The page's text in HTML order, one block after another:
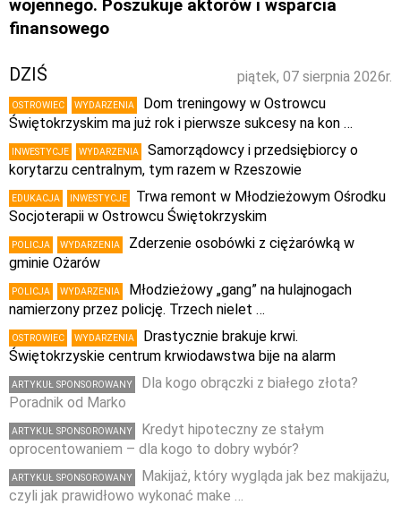
wojennego. Poszukuje aktorów i wsparcia
finansowego
piątek, 07 sierpnia 2026r.
DZIŚ
OSTROWIEC WYDARZENIA
Dom treningowy w Ostrowcu
Świętokrzyskim ma już rok i pierwsze sukcesy na kon …
INWESTYCJE WYDARZENIA
Samorządowcy i przedsiębiorcy o
korytarzu centralnym, tym razem w Rzeszowie
EDUKACJA INWESTYCJE
Trwa remont w Młodzieżowym Ośrodku
Socjoterapii w Ostrowcu Świętokrzyskim
POLICJA WYDARZENIA
Zderzenie osobówki z ciężarówką w
gminie Ożarów
POLICJA WYDARZENIA
Młodzieżowy „gang” na hulajnogach
namierzony przez policję. Trzech nielet …
OSTROWIEC WYDARZENIA
Drastycznie brakuje krwi.
Świętokrzyskie centrum krwiodawstwa bije na alarm
ARTYKUŁ SPONSOROWANY
Dla kogo obrączki z białego złota?
Poradnik od Marko
ARTYKUŁ SPONSOROWANY
Kredyt hipoteczny ze stałym
oprocentowaniem – dla kogo to dobry wybór?
ARTYKUŁ SPONSOROWANY
Makijaż, który wygląda jak bez makijażu,
czyli jak prawidłowo wykonać make …